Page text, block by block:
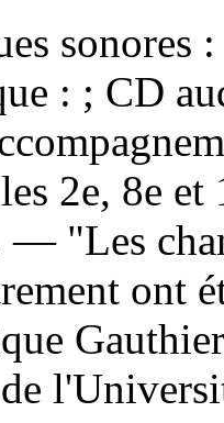
sonores
: ; CD
2e, 8e
— "Les
ont
de